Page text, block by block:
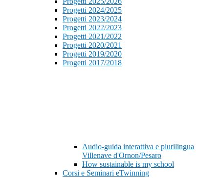
Progetti 2024/2025
Progetti 2023/2024
Progetti 2022/2023
Progetti 2021/2022
Progetti 2020/2021
Progetti 2019/2020
Progetti 2017/2018
Audio-guida interattiva e plurilingua
Villenave d'Ornon/Pesaro
How sustainable is my school
Corsi e Seminari eTwinning